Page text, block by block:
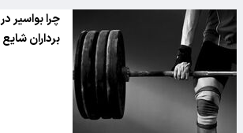
چرا بواسیر
برداران